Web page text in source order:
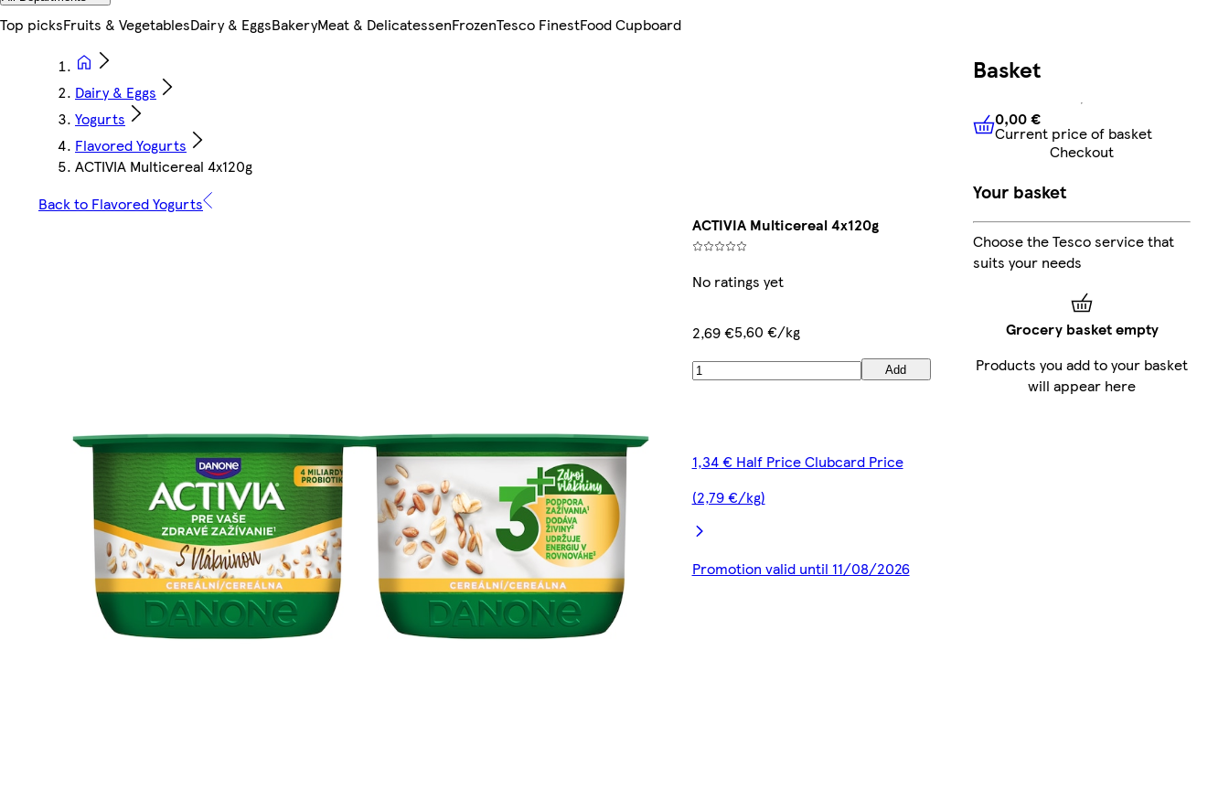
Top picksFruits & VegetablesDairy & EggsBakeryMeat & DelicatessenFrozenTesco FinestFood Cupboard
Dairy & Eggs
Yogurts
Flavored Yogurts
ACTIVIA Multicereal 4x120g
Back to Flavored Yogurts
ACTIVIA Multicereal 4x120g
No ratings yet
2,69 €5,60 €/kg
Add
1,34 € Half Price Clubcard Price
(2,79 €/kg)
Promotion valid until 11/08/2026
Basket
0,00 €Current price of
0,00 €
Current price of basket
Checkout
Your basket
Choose the Tesco service that
suits your needs
Grocery basket empty
Products you add to your basket
will appear here